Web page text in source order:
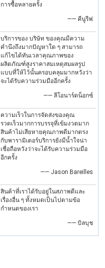
การซื้อหลายครั้ง
—— คีนูรีฟ
บริการของ บริษัท ของคุณมีความ
คำนึงถึงมากปัญหาใด ๆ สามารถ
แก้ไขได้ทันเวลาคุณภาพของ
ผลิตภัณฑ์สูงราคาสมเหตุสมผลรูป
แบบที่ให้ไว้นั้นครอบคลุมมากหวังว่า
จะได้รับความร่วมมืออีกครั้ง
—— ลีโอนาร์ดน็อกซ์
ความเร็วในการจัดส่งของคุณ
รวดเร็วมากการบรรจุที่เข้มงวดมาก
สินค้าไม่เสียหายคุณภาพดีมากตรง
กับพารามิเตอร์บริการยังมีน้ำใจน่า
เชื่อถือหวังว่าจะได้รับความร่วมมือ
อีกครั้ง
—— Jason Bareilles
สินค้าที่เราได้รับอยู่ในสภาพดีและ
เรื่องอื่น ๆ ทั้งหมดเป็นไปตามข้อ
กำหนดของเรา
—— บิลบุช